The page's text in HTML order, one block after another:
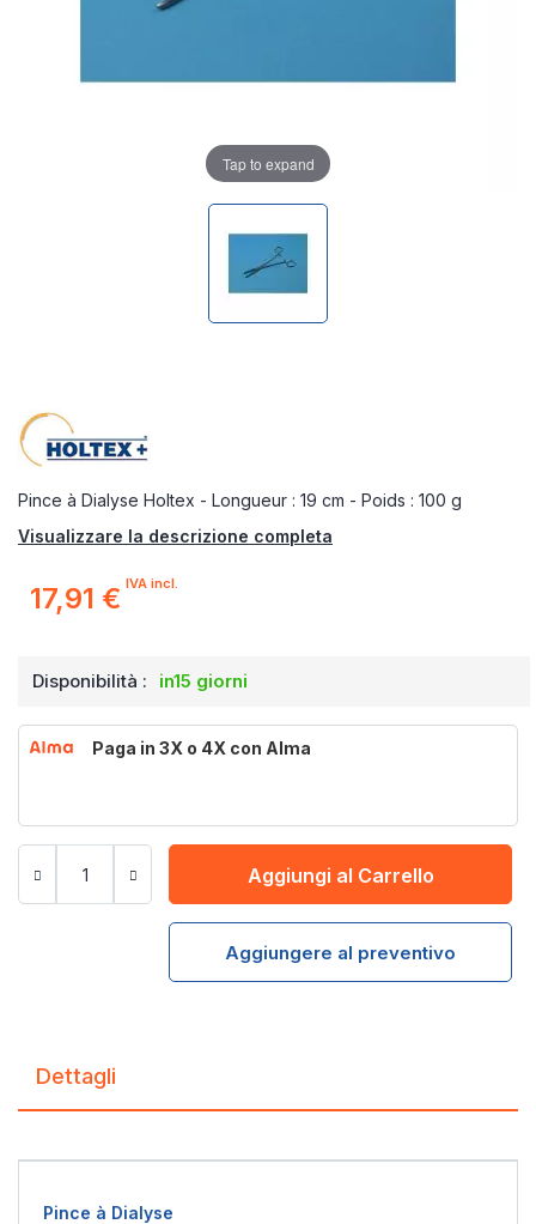
Pince à Dialyse Holtex - Longueur : 19 cm - Poids : 100 g
Visualizzare la descrizione completa
17,91 € IVA incl.
Disponibilità : in15 giorni
Paga in 3X o 4X con Alma
Aggiungi al Carrello
Aggiungere al preventivo
Tap to expand
Dettagli
Pince à Dialyse